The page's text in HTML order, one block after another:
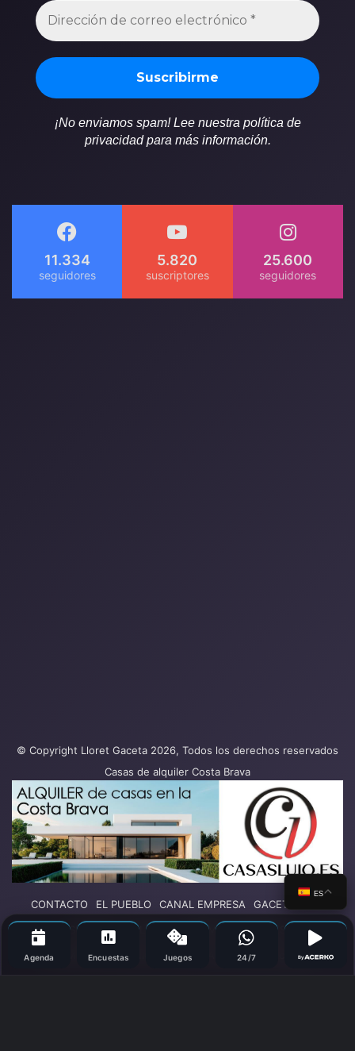
¡No enviamos spam! Lee nuestra política de
privacidad para más información.
11.334 5.820 25.600
© Copyright Lloret Gaceta 2026, Todos los derechos reservados
Casas de alquiler Costa Brava
CONTACTO EL PUEBLO CANAL EMPRESA
GACETA PLAY
SUCESOS
POLÍTICA TURISMO
DEPORTES
COLUMNAS DE OPINIÓN
OCIO Más secciones
ES
Agenda Encuestas Juegos 24/7 By